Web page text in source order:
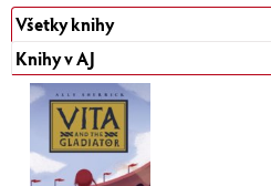
Všetky knihy
Knihy v AJ